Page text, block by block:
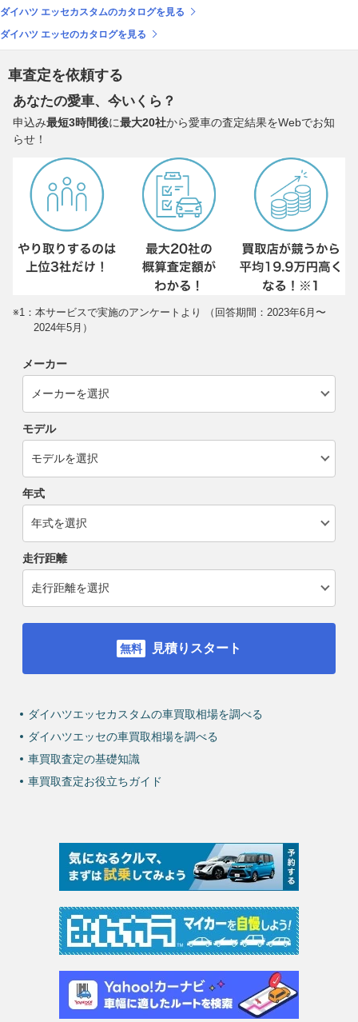
ダイハツ エッセカスタムのカタログを見る
ダイハツ エッセのカタログを見る
車査定を依頼する
あなたの愛車、今いくら？
申込み最短3時間後に最大20社から愛車の査定結果をWebでお知
らせ！
※1：本サービスで実施のアンケートより （回答期間：2023年6月〜
2024年5月）
メーカー
モデル
年式
走行距離
見積りスタート
ダイハツエッセカスタムの車買取相場を調べる
ダイハツエッセの車買取相場を調べる
車買取査定の基礎知識
車買取査定お役立ちガイド